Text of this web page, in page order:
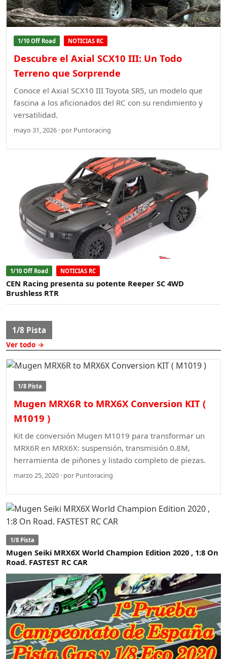
1/10 Off Road NOTICIAS RC
Descubre el Axial SCX10 III: Un Todo
Terreno que Sorprende
Conoce el Axial SCX10 III Toyota SR5, un modelo que
fascina a los aficionados del RC con su rendimiento y
versatilidad.
mayo 31, 2026 · por Puntoracing
1/10 Off Road NOTICIAS RC
CEN Racing presenta su potente Reeper SC 4WD
Brushless RTR
1/8 Pista
Ver todo →
1/8 Pista
Mugen MRX6R to MRX6X Conversion KIT (
M1019 )
Kit de conversión Mugen M1019 para transformar un
MRX6R en MRX6X: suspensión, transmisión 0.8M,
herramienta de piñones y listado completo de piezas.
marzo 25, 2020 · por Puntoracing
1/8 Pista
Mugen Seiki MRX6X World Champion Edition 2020 , 1:8 On
Road. FASTEST RC CAR